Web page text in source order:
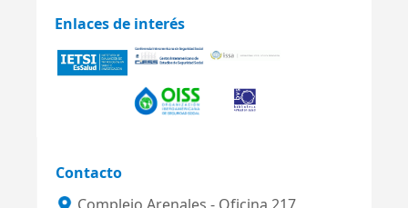
Enlaces de interés
Contacto